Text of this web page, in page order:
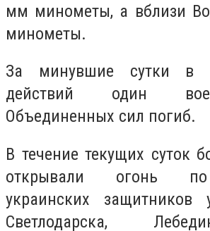
мм минометы, а вблизи
минометы.
За минувшие сутки в
действий один
Объединенных сил погиб.
В течение текущих суток
открывали огонь
украинских защитников
Светлодарска,